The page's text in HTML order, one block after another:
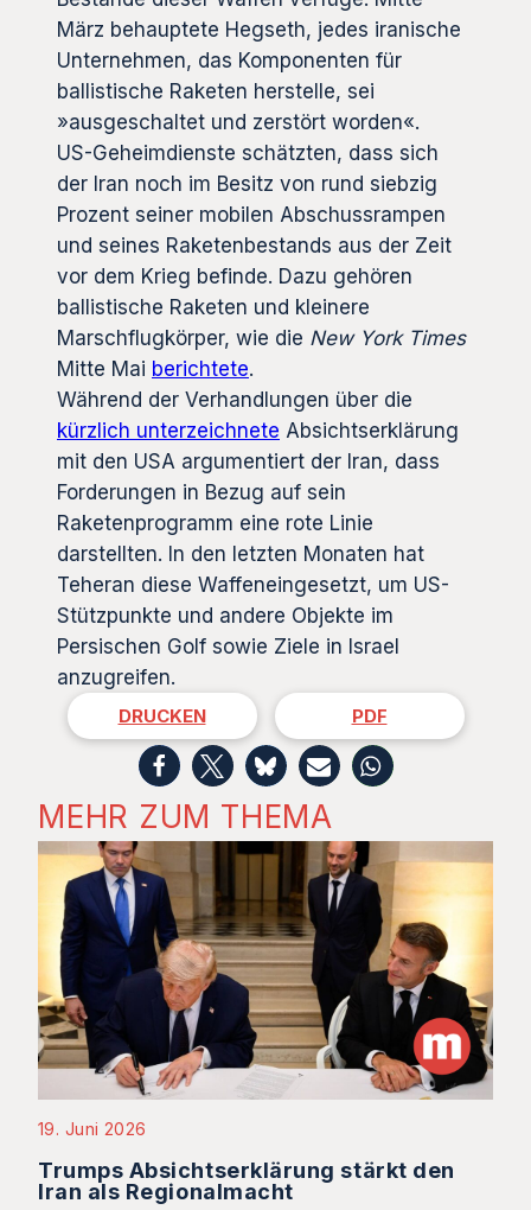
März behauptete Hegseth, jedes iranische
Unternehmen, das Komponenten für
ballistische Raketen herstelle, sei
»ausgeschaltet und zerstört worden«.
US-Geheimdienste schätzten, dass sich
der Iran noch im Besitz von rund siebzig
Prozent seiner mobilen Abschussrampen
und seines Raketenbestands aus der Zeit
vor dem Krieg befinde. Dazu gehören
ballistische Raketen und kleinere
Marschflugkörper, wie die New York Times
Mitte Mai berichtete.
Während der Verhandlungen über die
kürzlich unterzeichnete Absichtserklärung
mit den USA argumentiert der Iran, dass
Forderungen in Bezug auf sein
Raketenprogramm eine rote Linie
darstellten. In den letzten Monaten hat
Teheran diese Waffeneingesetzt, um US-
Stützpunkte und andere Objekte im
Persischen Golf sowie Ziele in Israel
anzugreifen.
DRUCKEN PDF
MEHR ZUM THEMA
19. Juni 2026
Trumps Absichtserklärung stärkt den
Iran als Regionalmacht